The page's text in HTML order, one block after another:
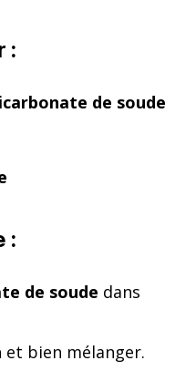
:
de soude
:
de soude dans
et bien mélanger.